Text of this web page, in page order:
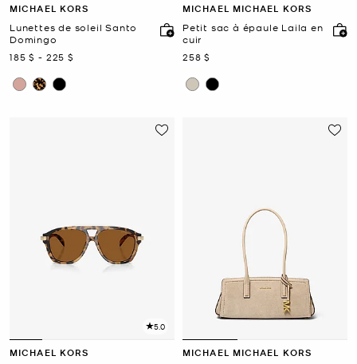
MICHAEL KORS
Lunettes de soleil Santo
Domingo
maintenant
185 $ -
to maintenant
225 $
MICHAEL MICHAEL KORS
Petit sac à épaule Laila en
cuir
maintenant
258 $
5.0
MICHAEL KORS MICHAEL MICHAEL KORS